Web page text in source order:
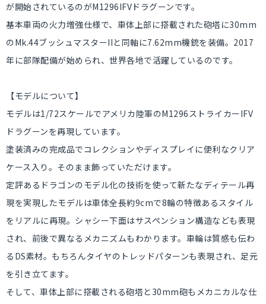
が開始されているのがM1296IFVドラグーンです。
基本車両の火力増強仕様で、車体上部に搭載された砲塔に30mm
のMk.44ブッシュマスターIIと同軸に7.62mm機銃を装備。2017
年に部隊配備が始められ、世界各地で活躍しているのです。
【モデルについて】
モデルは1/72スケールでアメリカ陸軍のM1296ストライカーIFV
ドラグーンを再現しています。
塗装済みの完成品でコレクションやディスプレイに便利なクリア
ケース入り。そのまま飾っていただけます。
定評あるドラゴンのモデル化の技術を使って新たなディテール再
現を実現したモデルは車体全長約9cmで8輪の特徴あるスタイル
をリアルに再現。シャシー下面はサスペンション構造なども表現
され、前後で異なるメカニズムもわかります。車輪は質感も伝わ
るDS素材。もちろんタイヤのトレッドパターンも表現され、足元
を引き立てます。
そして、車体上部に搭載される砲塔と30mm砲もメカニカルな仕